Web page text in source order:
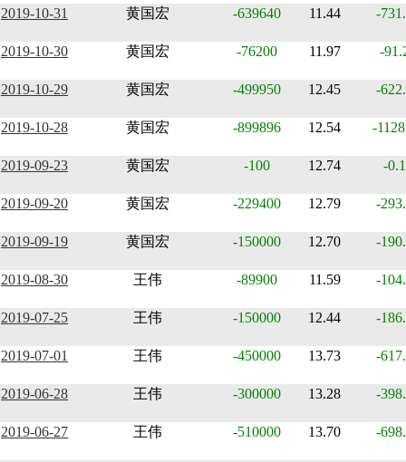
2019-10-31 黄国宏 -639640 11.44 -
2019-10-30 黄国宏 -76200 11.97 -
2019-10-29 黄国宏 -499950 12.45 -
2019-10-28 黄国宏 -899896 12.54 -
2019-09-23 黄国宏 -100 12.74 -
2019-09-20 黄国宏 -229400 12.79 -
2019-09-19 黄国宏 -150000 12.70 -
2019-08-30 王伟 -89900 11.59 -
2019-07-25 王伟 -150000 12.44 -
2019-07-01 王伟 -450000 13.73 -
2019-06-28 王伟 -300000 13.28 -
2019-06-27 王伟 -510000 13.70 -